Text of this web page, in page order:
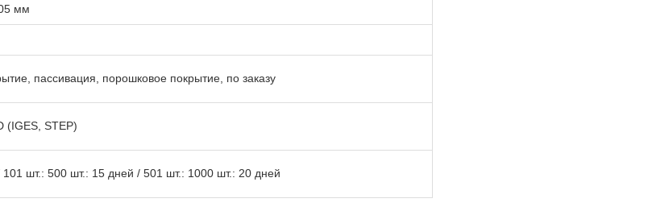
мм
пассивация, порошковое покрытие, по заказу
(IGES, STEP)
шт.: 500 шт.: 15 дней / 501 шт.: 1000 шт.: 20 дней